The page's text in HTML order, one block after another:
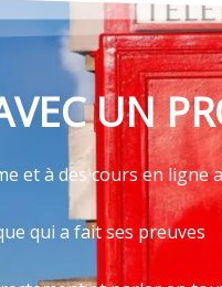
UN
et à des cours en ligne
qui a fait ses preuves